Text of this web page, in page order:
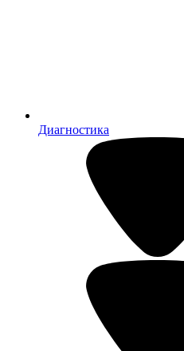
Диагностика